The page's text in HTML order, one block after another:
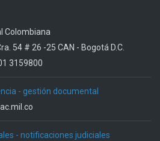
Colombiana
54 # 26 -25 CAN - Bogotá D.C.
3159800
- gestión documental
- notificaciones judiciales